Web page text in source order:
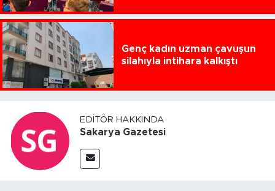
Genç kadın uzman çavuşun
silahıyla intihara kalkıştı
EDITÖR HAKKINDA
Sakarya Gazetesi